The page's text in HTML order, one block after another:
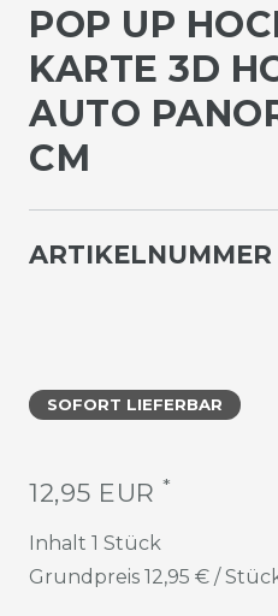
POP UP
KARTE 3D
AUTO
CM
ARTIKELNUMMER
SOFORT LIEFERBAR
12,95 EUR *
Inhalt 1 Stück
Grundpreis 12,95 € /